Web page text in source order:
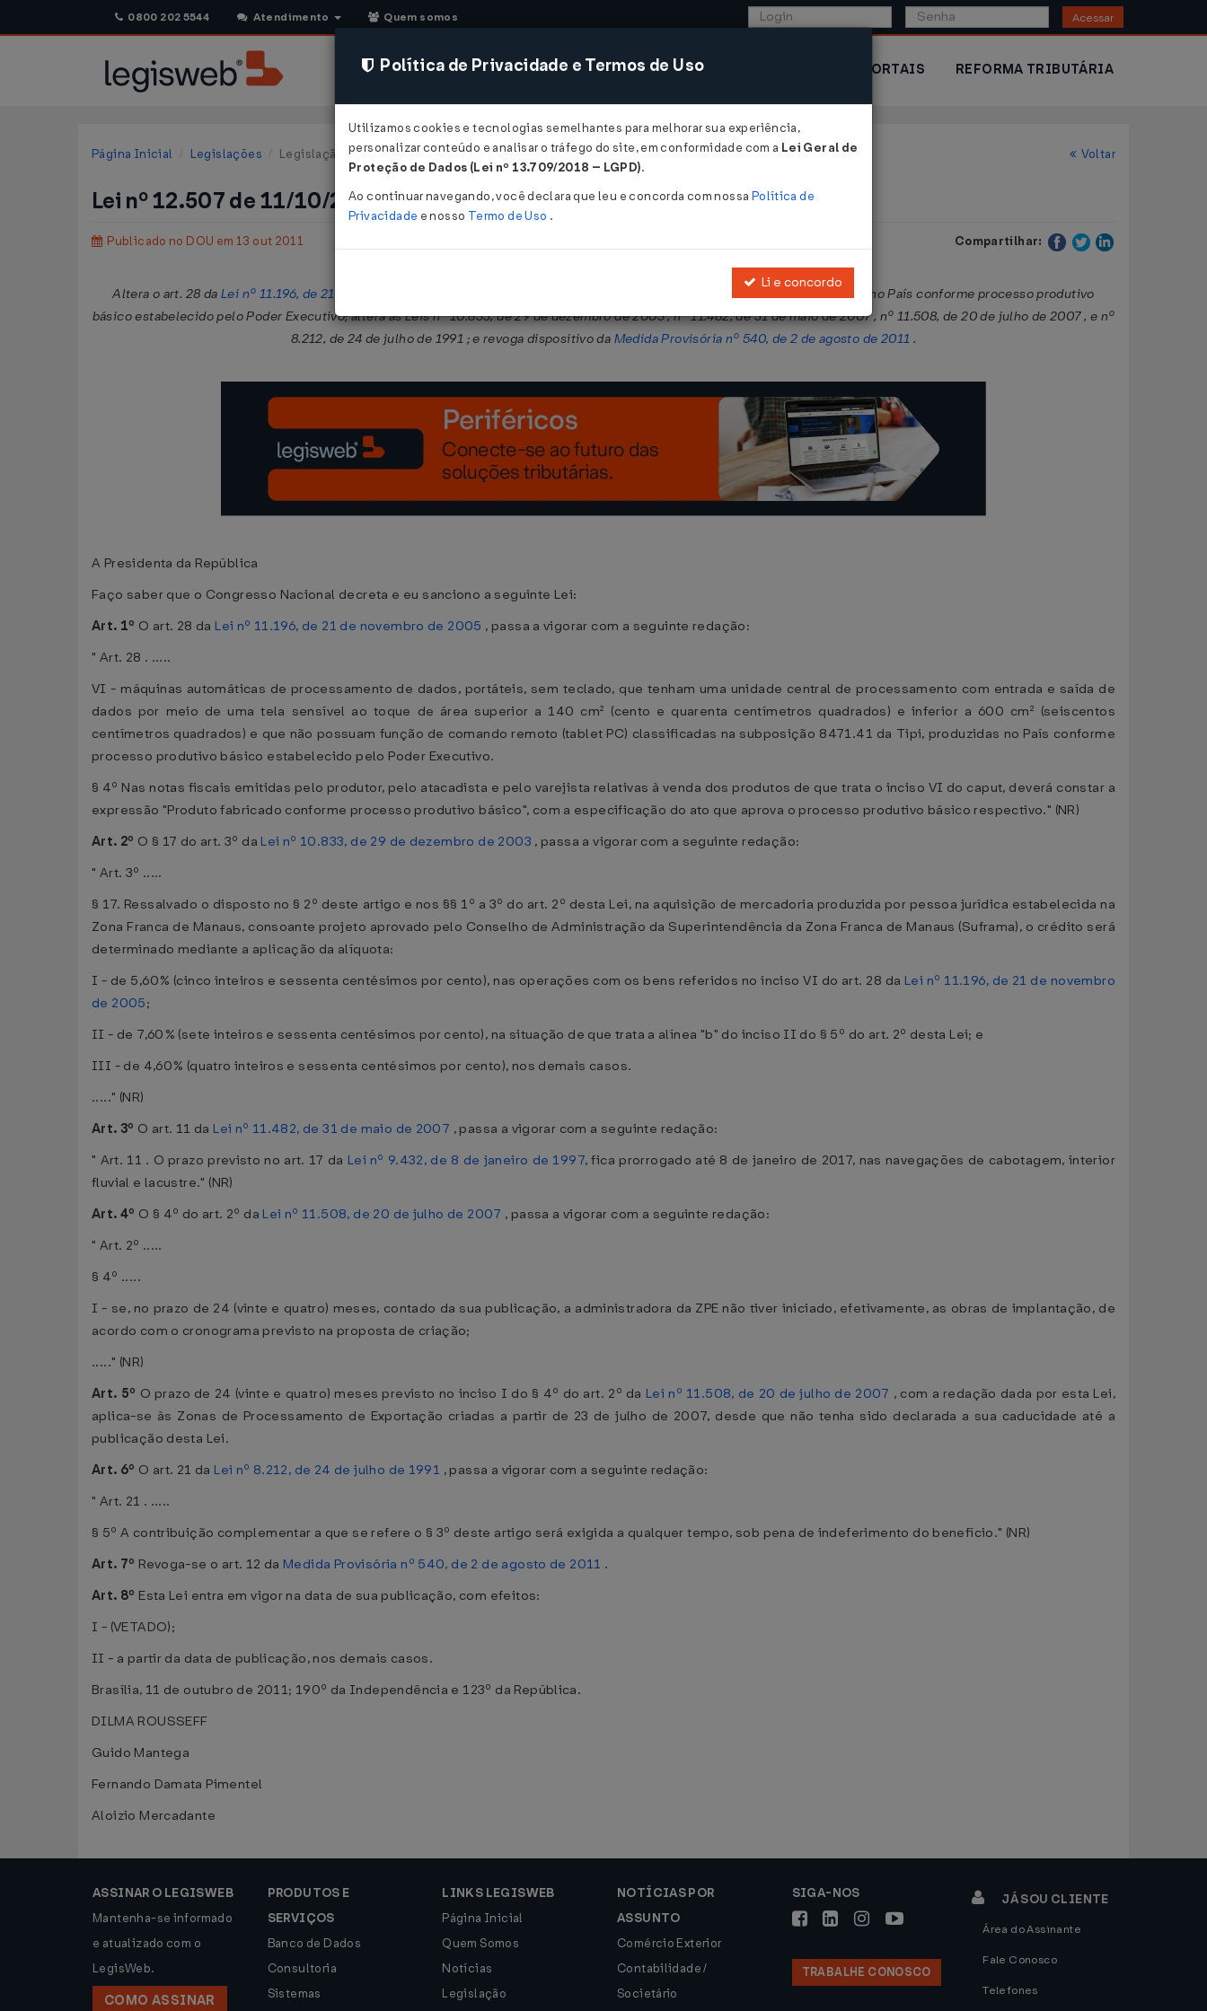
0800 202 5544 Atendimento Quem somos Acessar
CONSULTORIA SISTEMAS COMÉRCIO EXTERIOR PORTAIS REFORMA TRIBUTÁRIA
Página Inicial Legislações Legislação Federal Voltar
Lei nº 12.507 de 11/10/2011
Publicado no DOU em 13 out 2011 Compartilhar:
Altera o art. 28 daLei nº 11.196, de 21 de novembro de 2005
, para incluir no Programa de Inclusão Digital tablet PC produzido no País conforme processo produtivo
básico estabelecido pelo Poder Executivo; altera as Leis nº 10.833, de 29 de dezembro de 2003 , nº 11.482, de 31 de maio de 2007 , nº 11.508, de 20 de julho de 2007 , e nº
8.212, de 24 de julho de 1991 ; e revoga dispositivo da Medida Provisória nº 540, de 2 de agosto de 2011 .
A Presidenta da República
Faço saber que o Congresso Nacional decreta e eu sanciono a seguinte Lei:
Art. 1º O art. 28 da Lei nº 11.196, de 21 de novembro de 2005 , passa a vigorar com a seguinte redação:
" Art. 28 . .....
VI - máquinas automáticas de processamento de dados, portáteis, sem teclado, que tenham uma unidade central de processamento com entrada e saída de
dados por meio de uma tela sensível ao toque de área superior a 140 cm² (cento e quarenta centímetros quadrados) e inferior a 600 cm² (seiscentos
centímetros quadrados) e que não possuam função de comando remoto (tablet PC) classificadas na subposição 8471.41 da Tipi, produzidas no País conforme
processo produtivo básico estabelecido pelo Poder Executivo.
§ 4º Nas notas fiscais emitidas pelo produtor, pelo atacadista e pelo varejista relativas à venda dos produtos de que trata o inciso VI do caput, deverá constar a
expressão "Produto fabricado conforme processo produtivo básico", com a especificação do ato que aprova o processo produtivo básico respectivo." (NR)
Art. 2º O § 17 do art. 3º da Lei nº 10.833, de 29 de dezembro de 2003 , passa a vigorar com a seguinte redação:
" Art. 3º .....
§ 17. Ressalvado o disposto no § 2º deste artigo e nos §§ 1º a 3º do art. 2º desta Lei, na aquisição de mercadoria produzida por pessoa jurídica estabelecida na
Zona Franca de Manaus, consoante projeto aprovado pelo Conselho de Administração da Superintendência da Zona Franca de Manaus (Suframa), o crédito será
determinado mediante a aplicação da alíquota:
I - de 5,60% (cinco inteiros e sessenta centésimos por cento), nas operações com os bens referidos no inciso VI do art. 28 da Lei nº 11.196, de 21 de novembro
de 2005;
II - de 7,60% (sete inteiros e sessenta centésimos por cento), na situação de que trata a alínea "b" do inciso II do § 5º do art. 2º desta Lei; e
III - de 4,60% (quatro inteiros e sessenta centésimos por cento), nos demais casos.
....." (NR)
Art. 3º O art. 11 da Lei nº 11.482, de 31 de maio de 2007 , passa a vigorar com a seguinte redação:
" Art. 11 . O prazo previsto no art. 17 da Lei nº 9.432, de 8 de janeiro de 1997, fica prorrogado até 8 de janeiro de 2017, nas navegações de cabotagem, interior
fluvial e lacustre." (NR)
Art. 4º O § 4º do art. 2º da Lei nº 11.508, de 20 de julho de 2007 , passa a vigorar com a seguinte redação:
" Art. 2º .....
§ 4º .....
I - se, no prazo de 24 (vinte e quatro) meses, contado da sua publicação, a administradora da ZPE não tiver iniciado, efetivamente, as obras de implantação, de
acordo com o cronograma previsto na proposta de criação;
....." (NR)
Art. 5º O prazo de 24 (vinte e quatro) meses previsto no inciso I do § 4º do art. 2º da Lei nº 11.508, de 20 de julho de 2007 , com a redação dada por esta Lei,
aplica-se às Zonas de Processamento de Exportação criadas a partir de 23 de julho de 2007, desde que não tenha sido declarada a sua caducidade até a
publicação desta Lei.
Art. 6º O art. 21 da Lei nº 8.212, de 24 de julho de 1991 , passa a vigorar com a seguinte redação:
" Art. 21 . .....
§ 5º A contribuição complementar a que se refere o § 3º deste artigo será exigida a qualquer tempo, sob pena de indeferimento do benefício." (NR)
Art. 7º Revoga-se o art. 12 da Medida Provisória nº 540, de 2 de agosto de 2011 .
Art. 8º Esta Lei entra em vigor na data de sua publicação, com efeitos:
I - (VETADO);
II - a partir da data de publicação, nos demais casos.
Brasília, 11 de outubro de 2011; 190º da Independência e 123º da República.
DILMA ROUSSEFF
Guido Mantega
Fernando Damata Pimentel
Aloizio Mercadante
ASSINAR O LEGISWEB
Mantenha-se informado
e atualizado com o
LegisWeb.
COMO ASSINAR
PRODUTOS E
SERVIÇOS
Banco de Dados
Consultoria
Sistemas
LINKS LEGISWEB
Página Inicial
Quem Somos
Notícias
Legislação
NOTÍCIAS POR
ASSUNTO
Comércio Exterior
Contabilidade /
Societário
SIGA-NOS
TRABALHE CONOSCO
JÁ SOU CLIENTE
Área do Assinante
Fale Conosco
Telefones
Política de Privacidade e Termos de Uso
Utilizamos cookies e tecnologias semelhantes para melhorar sua experiência,
personalizar conteúdo e analisar o tráfego do site, em conformidade com a Lei Geral de
Proteção de Dados (Lei nº 13.709/2018 – LGPD).
Ao continuar navegando, você declara que leu e concorda com nossa Política de
Privacidade e nosso Termo de Uso .
Li e concordo